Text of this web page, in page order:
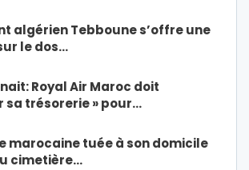
algérien Tebboune s’offre une
le dos…
Royal Air Maroc doit
sa trésorerie » pour…
marocaine tuée à son domicile
cimetière…